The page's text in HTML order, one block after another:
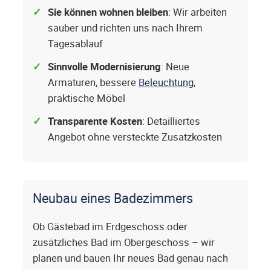
Sie können wohnen bleiben: Wir arbeiten
sauber und richten uns nach Ihrem
Tagesablauf
Sinnvolle Modernisierung: Neue
Armaturen, bessere Beleuchtung,
praktische Möbel
Transparente Kosten: Detailliertes
Angebot ohne versteckte Zusatzkosten
Neubau eines Badezimmers
Ob Gästebad im Erdgeschoss oder
zusätzliches Bad im Obergeschoss – wir
planen und bauen Ihr neues Bad genau nach